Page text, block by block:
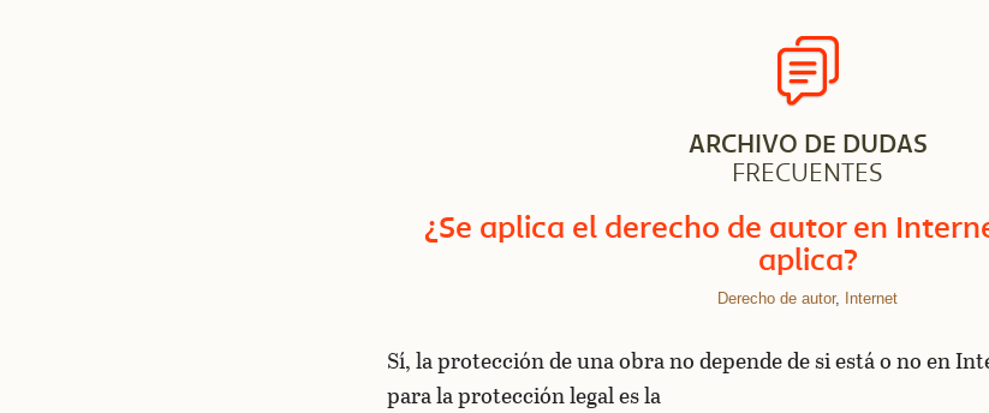
ARCHIVO DE DUDAS
FRECUENTES
¿Se aplica el derecho de autor en
aplica?
Derecho de autor, Internet
Sí, la protección de una obra no depende de si está o no en
para la protección legal es la